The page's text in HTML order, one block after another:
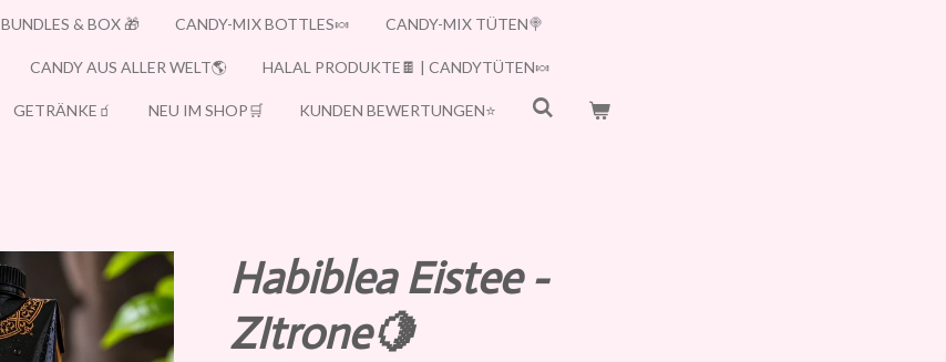
BUNDLES & BOX 🎁 CANDY-MIX BOTTLES🍬 CANDY-MIX TÜTEN🍭
CANDY AUS ALLER WELT🌎 HALAL PRODUKTE🍫 | CANDYTÜTEN🍬
GETRÄNKE🧃 NEU IM SHOP🛒 KUNDEN BEWERTUNGEN⭐️
Habiblea Eistee -
ZItrone🍋